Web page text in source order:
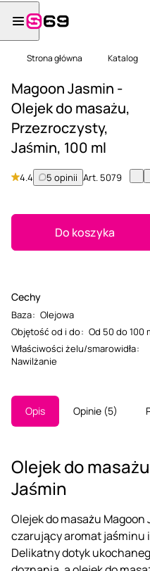
Strona główna Katalog
Magoon Jasmin -
Olejek do masażu,
Przezroczysty,
Jaśmin, 100 ml
4.4 5 opinii Art. 5079
Do koszyka
Cechy
Baza: Olejowa
Objętość od i do: Od 50 do 100
Właściwości żelu/smarowidła:
Nawilżanie
Opis Opinie 5
Olejek do
Jaśmin
Olejek do masażu
czarujący aromat jaśminu
Delikatny dotyk